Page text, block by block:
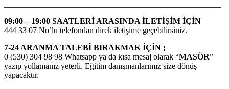
09:00 – 19:00 SAATLERİ ARASINDA İLETİŞİM İÇİN
444 33 07 No’lu telefondan direk iletişime geçebilirsiniz.
7-24 ARANMA TALEBİ BIRAKMAK İÇİN ;
0 (530) 304 98 98 Whatsapp ya da kısa mesaj olarak “MASÖR”
yazıp yollamanız yeterli. Eğitim danışmanlarımız size dönüş
yapacaktır.